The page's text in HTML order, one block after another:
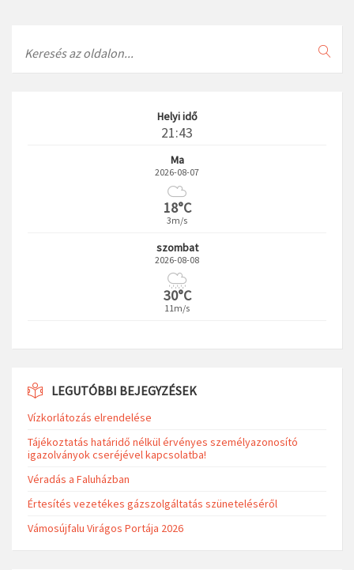
Helyi idő
21:43
Ma
2026-08-07
18°C
3m/s
szombat
2026-08-08
30°C
11m/s
LEGUTÓBBI BEJEGYZÉSEK
Vízkorlátozás elrendelése
Tájékoztatás határidő nélkül érvényes személyazonosító
igazolványok cseréjével kapcsolatba!
Véradás a Faluházban
Értesítés vezetékes gázszolgáltatás szüneteléséről
Vámosújfalu Virágos Portája 2026